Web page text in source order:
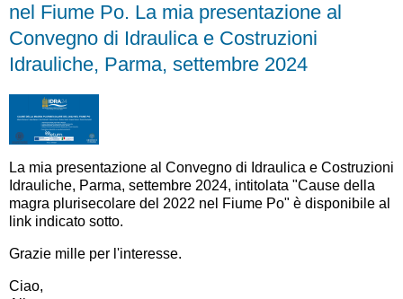
the
TRC
TV
on
nel Fiume Po. La mia presentazione al
Convegno di Idraulica e Costruzioni
Idrauliche, Parma, settembre 2024
La mia presentazione al Convegno di Idraulica e Costruzioni
Idrauliche, Parma, settembre 2024, intitolata "Cause della
magra plurisecolare del 2022 nel Fiume Po" è disponibile al
link indicato sotto.
Grazie mille per l'interesse.
Ciao,